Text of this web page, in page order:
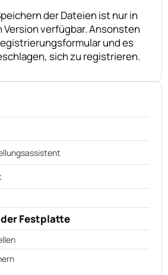
der Dateien ist nur in
verfügbar. Ansonsten
und es
sich zu registrieren.
Festplatte